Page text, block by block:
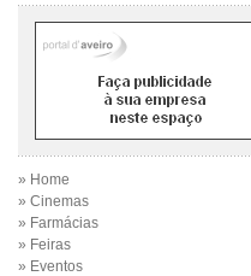
» Home
» Cinemas
» Farmácias
» Feiras
» Eventos